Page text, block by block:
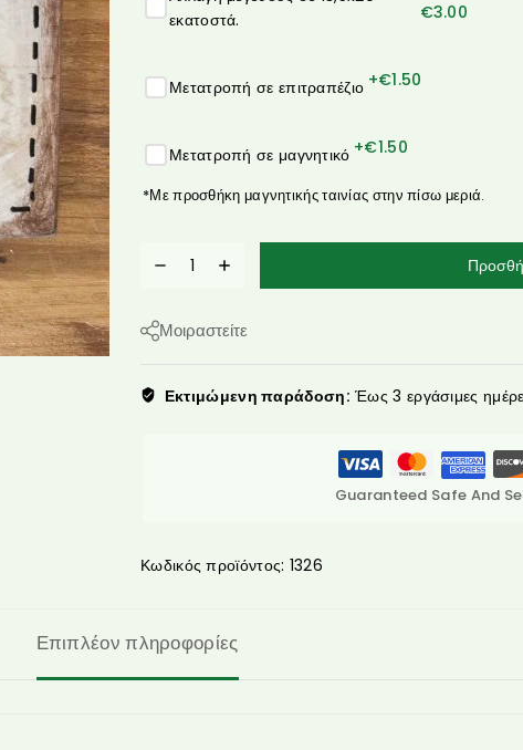
εκατοστά.
€3.00
Μετατροπή σε επιτραπέζιο +€1.50
Μετατροπή σε μαγνητικό +€1.50
*Με προσθήκη μαγνητικής ταινίας στην πίσω μεριά.
Μοιραστείτε
Εκτιμώμενη παράδοση: Έως 3 εργάσιμες
Guaranteed Safe And
Κωδικός προϊόντος: 1326
Επιπλέον πληροφορίες